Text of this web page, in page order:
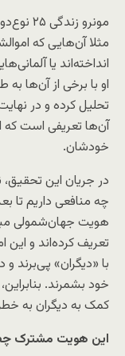
مونرو
مثلا آن‌هایی که
انداخته‌اند یا
او با برخی از آن‌ها
تحلیل کرده و در
آن‌ها تعریفی است که
خودشان.
در جریان این تحقیق،
چه منافعی داریم تا
هویت جهان‌شمولی
تعریف کرده‌اند و
با «دیگران» پی‌برند
خود بشمرند.
کمک به دیگران به خطر
این هویت مشترک